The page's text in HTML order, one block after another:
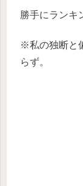
勝手にランキ
※私の独断と
らず。